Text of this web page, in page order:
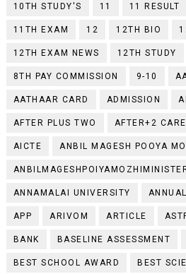
10TH STUDY'S 11 11 RESULT
11TH EXAM 12 12TH BIO
12TH EXAM NEWS 12TH STUDY
8TH PAY COMMISSION 9-10
AATHAAR CARD ADMISSION
AFTER PLUS TWO AFTER+2
AICTE ANBIL MAGESH POOYA
ANNAMALAI UNIVERSITY
APP ARIVOM ARTICLE
BANK BASELINE ASSESSMENT
BEST SCHOOL AWARD BEST